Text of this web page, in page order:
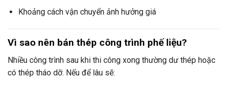
Khoảng cách vận chuyển ảnh hưởng giá
Vì sao nên bán thép công trình phế liệu?
Nhiều công trình sau khi thi công xong thường dư thép hoặc
có thép tháo dỡ. Nếu để lâu sẽ: